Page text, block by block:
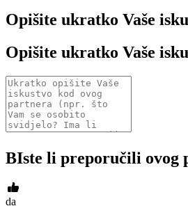
Opišite ukratko Vaše
Opišite ukratko Vaše
BIste li preporučili ovog
da